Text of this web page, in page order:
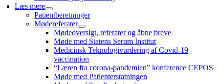
Læs mere
Patientberetninger
Mødereferater
Mødeoversigt, referater og åbne breve
Møde med Statens Serum Institut
Medicinsk Teknologivurdering af Covid-19
vaccination
“Læren fra corona-pandemien” konference CEPOS
Møde med Patienterstatningen